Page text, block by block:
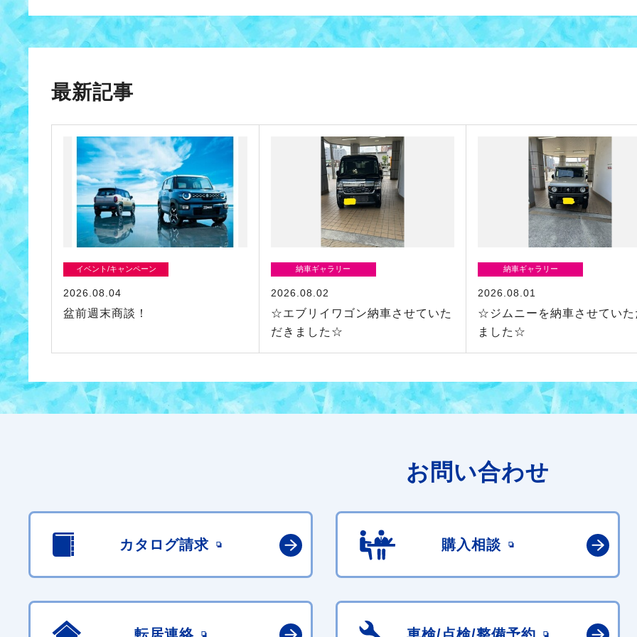
最新記事
イベント/キャンペーン
2026.08.04
盆前週末商談！
納車ギャラリー
2026.08.02
☆エブリイワゴン納車させていた
だきました☆
納車ギャラリー
2026.08.01
☆ジムニーを納車させていた
ました☆
お問い合わせ
カタログ請求 購入相談